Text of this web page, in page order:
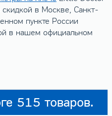
в Москве, Санкт-
пункте России
в нашем официальном
515 товаров.